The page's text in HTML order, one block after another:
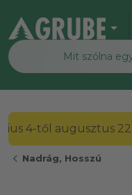
arrow_drop_down
2026. július 4-től
chevron_left Nadrág, Hosszú